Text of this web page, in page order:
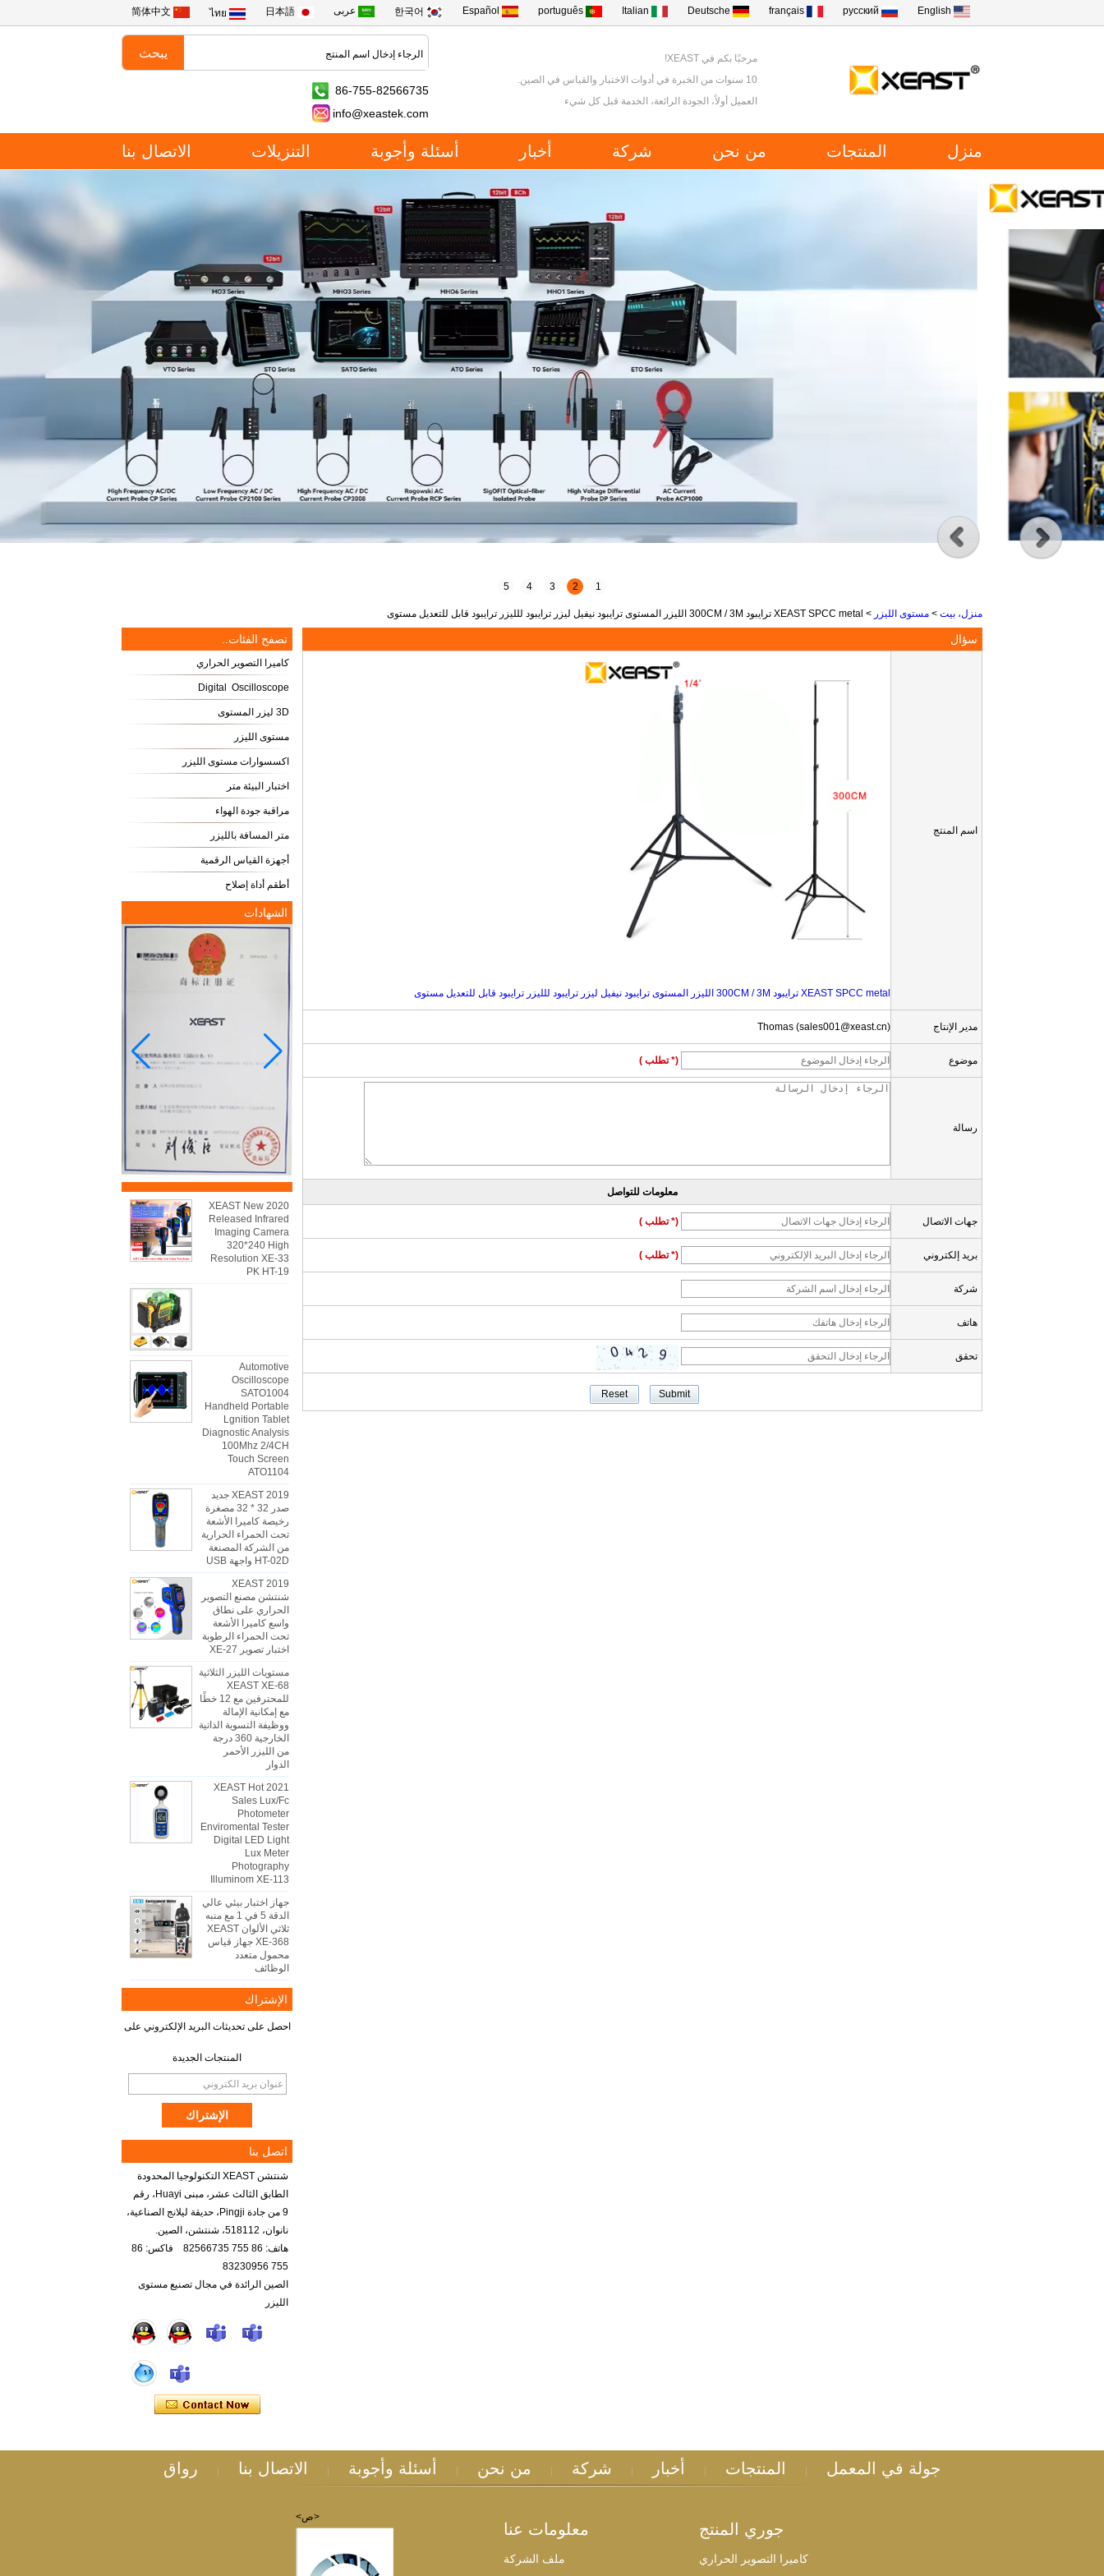
English
русский
français
Deutsche
Italian
português
Español
한국어 عربى 日本語
ไทย
简体中文
مرحبًا بكم في XEAST!
10 سنوات من الخبرة في أدوات الاختبار والقياس في الصين.
العميل أولاً، الجودة الرائعة، الخدمة قبل كل شيء
86-755-82566735
info@xeastek.com
منزل المنتجات من نحن شركة أخبار أسئلة وأجوبة التنزيلات الاتصال بنا
1
2
3
4
5
منزل، بيت > مستوى الليزر > XEAST SPCC metal ترايبود 300CM / 3M الليزر المستوى ترايبود نيفيل ليزر ترايبود للليزر ترايبود قابل للتعديل مستوى
تصفح الفئات..
كاميرا التصوير الحراري
Digital Oscilloscope
3D ليزر المستوى
مستوى الليزر
اكسسوارات مستوى الليزر
اختبار البيئة متر
مراقبة جودة الهواء
متر المسافة بالليزر
أجهزة القياس الرقمية
أطقم أداة إصلاح
الشهادات
2020 XEAST New
Released Infrared
Imaging Camera
320*240 High
Resolution XE-33
PK HT-19
Automotive
Oscilloscope
SATO1004
Handheld Portable
Lgnition Tablet
Diagnostic Analysis
100Mhz 2/4CH
Touch Screen
ATO1104
2019 XEAST جديد
صدر 32 * 32 مصغرة
رخيصة كاميرا الأشعة
تحت الحمراء الحرارية
من الشركة المصنعة
HT-02D واجهة USB
2019 XEAST
شنتشن مصنع التصوير
الحراري على نطاق
واسع كاميرا الأشعة
تحت الحمراء الرطوبة
اختبار تصوير XE-27
مستويات الليزر الثلاثية
XEAST XE-68
للمحترفين مع 12 خطًا
مع إمكانية الإمالة
ووظيفة التسوية الذاتية
الخارجية 360 درجة
من الليزر الأحمر
الدوار
2021 XEAST Hot
Sales Lux/Fc
Photometer
Enviromental Tester
Digital LED Light
Lux Meter
Photography
Illuminom XE-113
جهاز اختبار بيئي عالي
الدقة 5 في 1 مع منبه
ثلاثي الألوان XEAST
XE-368 جهاز قياس
محمول متعدد
الوظائف
الإشتراك
احصل على تحديثات البريد الإلكتروني على
المنتجات الجديدة
اتصل بنا
شنتشن XEAST التكنولوجيا المحدودة
الطابق الثالث عشر، مبنى Huayi، رقم
9 من جادة Pingji، حديقة ليلانج الصناعية،
نانوان، 518112، شنتشن، الصين.
هاتف: 86 755 82566735 فاكس: 86
755 83230956
الصين الرائدة في مجال تصنيع مستوى
الليزر
سؤال
اسم المنتج
XEAST SPCC metal ترايبود 300CM / 3M الليزر المستوى ترايبود نيفيل ليزر ترايبود للليزر ترايبود قابل للتعديل مستوى
مدير الإنتاج Thomas (sales001@xeast.cn)
موضوع (* تطلب )
رسالة
معلومات للتواصل
جهات الاتصال (* تطلب )
بريد إلكتروني (* تطلب )
شركة
هاتف
تحقق
جولة في المعمل المنتجات أخبار شركة من نحن أسئلة وأجوبة الاتصال بنا رواق
جوري المنتج
كاميرا التصوير الحراري
معلومات عنا
ملف الشركة
<ص>